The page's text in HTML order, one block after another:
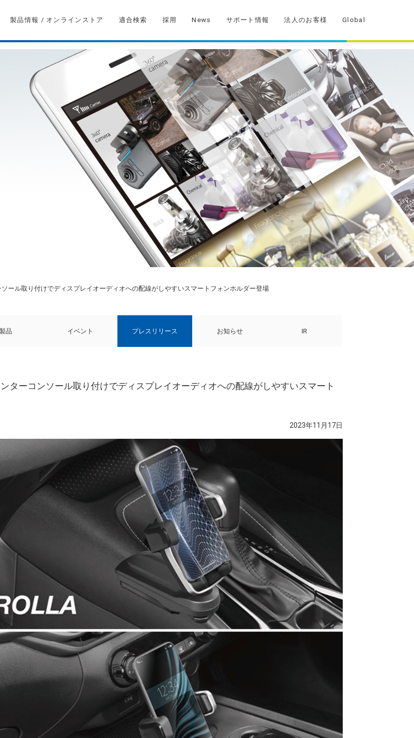
製品情報 / オンラインストア 適合検索 採用 News サポート情報 法人のお客様 Global
ール取り付けでディスプレイオーディオへの配線がしやすいスマートフォンホルダー登場
品 イベント プレスリリース お知らせ IR
ターコンソール取り付けでディスプレイオーディオへの配線がしやすいスマート
2023年11月17日